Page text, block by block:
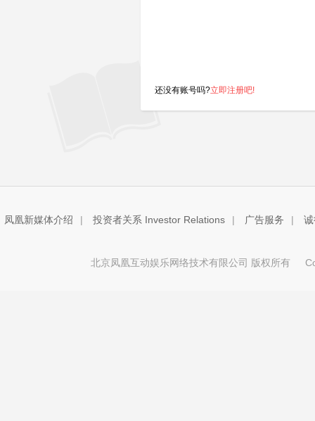
还没有账号吗?立即注册吧!
凤凰新媒体介绍 | 投资者关系 Investor Relations | 广告服务 |
北京凤凰互动娱乐网络技术有限公司 版权所有